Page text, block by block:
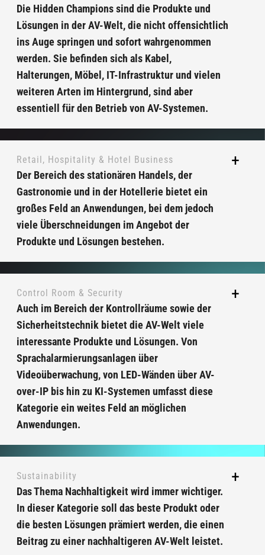
Die Hidden Champions sind die Produkte und
Lösungen in der AV-Welt, die nicht offensichtlich
ins Auge springen und sofort wahrgenommen
werden. Sie befinden sich als Kabel,
Halterungen, Möbel, IT-Infrastruktur und vielen
weiteren Arten im Hintergrund, sind aber
essentiell für den Betrieb von AV-Systemen.
Retail, Hospitality & Hotel Business
Der Bereich des stationären Handels, der
Gastronomie und in der Hotellerie bietet ein
großes Feld an Anwendungen, bei dem jedoch
viele Überschneidungen im Angebot der
Produkte und Lösungen bestehen.
Control Room & Security
Auch im Bereich der Kontrollräume sowie der
Sicherheitstechnik bietet die AV-Welt viele
interessante Produkte und Lösungen. Von
Sprachalarmierungsanlagen über
Videoüberwachung, von LED-Wänden über AV-
over-IP bis hin zu KI-Systemen umfasst diese
Kategorie ein weites Feld an möglichen
Anwendungen.
Sustainability
Das Thema Nachhaltigkeit wird immer wichtiger.
In dieser Kategorie soll das beste Produkt oder
die besten Lösungen prämiert werden, die einen
Beitrag zu einer nachhaltigeren AV-Welt leistet.